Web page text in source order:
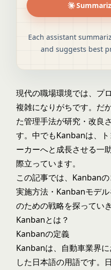
Each assistant
and suggests best
現代の職場環境では、プ
複雑になりがちです。だ
た管理手法が研究・改良
す。中でもKanbanは、
ーカーへと成長させる一
際立っています。
この記事では、Kanban
実施方法・Kanbanモデ
のための戦略を探っていき
Kanbanとは？
Kanbanの定義
Kanbanは、自動車業界
した日本語の用語です。